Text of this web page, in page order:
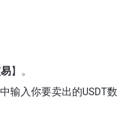
】。
输入你要卖出的USDT数